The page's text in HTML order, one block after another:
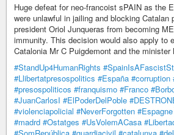
Huge defeat for neo-francoist sPAIN as the
were unlawful in jailing and blocking Catalan
president Oriol Junqueras from becoming
immunity. This decision would also apply to
Catalonia Mr C Puigdemont and the minister
#StandUp4HumanRights
#Llibertatpresospolitics #España #corruption
#presospoliticos #franquismo #Franco
#JuanCarlosI #ElPoderDelPoble
#violenciapolicial #NeverForgotten #Espagne
#madrd #Ostatges #UsVolemACasa
#SomRepública #guardiacivil #catalunya